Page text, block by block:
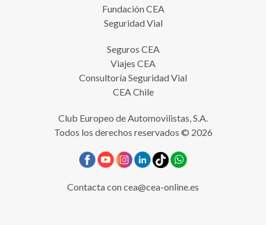
Fundación CEA
Seguridad Vial
Seguros CEA
Viajes CEA
Consultoría Seguridad Vial
CEA Chile
Club Europeo de Automovilistas, S.A.
Todos los derechos reservados © 2026
Contacta concea@cea-online.es